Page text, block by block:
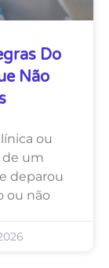
Do
Não
ou
de um
deparou
ou não